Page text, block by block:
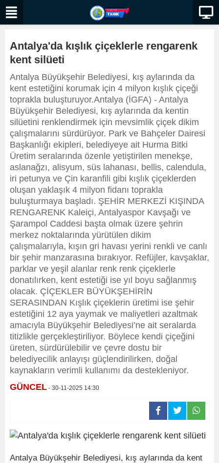
Antalya'da kışlık çiçeklerle rengarenk
kent silüeti
Antalya Büyükşehir Belediyesi, kış aylarında da
kent estetiğini korumak için 4 milyon kışlık çiçeği
toprakla buluşturuyor.Antalya (İGFA) - Antalya
Büyükşehir Belediyesi, kış aylarında da kentin
silüetini renklendirmek için mevsimlik çiçek dikim
çalışmalarını sürdürüyor. Park ve Bahçeler Dairesi
Başkanlığı ekipleri, belediyeye ait Hurma Bitki
Üretim seralarında özenle yetiştirilen menekşe,
aslanağzı, alisyum, süs lahanası, bellis, calendula,
iri petunya ve Çin karanfili gibi kışlık çiçeklerden
oluşan yaklaşık 4 milyon fidanı toprakla
buluşturmaya başladı. ŞEHİR MERKEZİ KIŞINDA
RENGARENK Kaleiçi, Antalyaspor Kavşağı ve
Şarampol Caddesi başta olmak üzere şehrin
merkez noktalarında yürütülen dikim
çalışmalarıyla, kışın gri havası yerini renkli ve canlı
bir şehir manzarasına bırakıyor. Refüjler, kavşaklar,
parklar ve yeşil alanlar renk renk çiçeklerle
donatılırken, kent estetiği ise yıl boyu sağlanmış
olacak. ÇİÇEKLER BÜYÜKŞEHİRİN
SERASINDAN Kışlık çiçeklerin üretimi ise şehir
estetiğini 12 aya yaymak ve maliyetleri azaltmak
amacıyla Büyükşehir Belediyesi’ne ait seralarda
titizlikle gerçekleştiriliyor. Böylece kendi çiçeğini
üreten, sürdürülebilir ve çevre dostu bir
belediyecilik anlayışı güçlendirilirken, doğal
kaynakların verimli kullanımı da destekleniyor.
GÜNCEL - 30-11-2025 14:30
Antalya Büyükşehir Belediyesi, kış aylarında da kent